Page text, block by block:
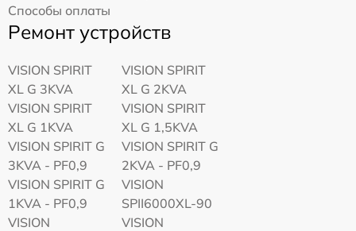
Способы оплаты
Ремонт устройств
VISION SPIRIT
XL G 3KVA
VISION SPIRIT
XL G 2KVA
VISION SPIRIT
XL G 1KVA
VISION SPIRIT
XL G 1,5KVA
VISION SPIRIT G
3KVA - PF0,9
VISION SPIRIT G
2KVA - PF0,9
VISION SPIRIT G
1KVA - PF0,9
VISION
SPII6000XL-90
VISION
VISION